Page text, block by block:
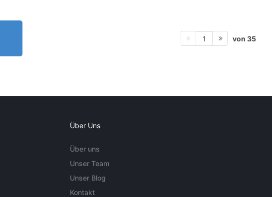
1 von 35
Über Uns
Über uns
Unser Team
Unser Blog
Kontakt